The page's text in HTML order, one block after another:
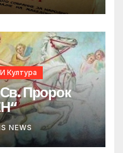
Култура
Пророк
NEWS